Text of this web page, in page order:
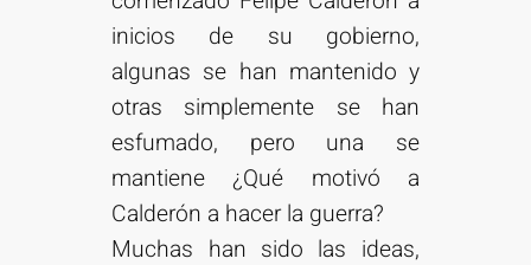
inicios de su gobierno,
algunas se han mantenido y
otras simplemente se han
esfumado, pero una se
mantiene ¿Qué motivó a
Calderón a hacer la guerra?
Muchas han sido las ideas,